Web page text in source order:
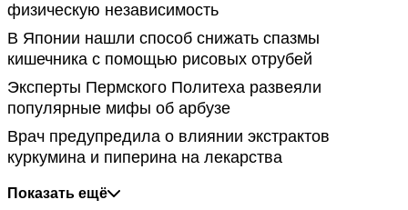
физическую независимость
В Японии нашли способ снижать спазмы
кишечника с помощью рисовых отрубей
Эксперты Пермского Политеха развеяли
популярные мифы об арбузе
Врач предупредила о влиянии экстрактов
куркумина и пиперина на лекарства
Показать ещё